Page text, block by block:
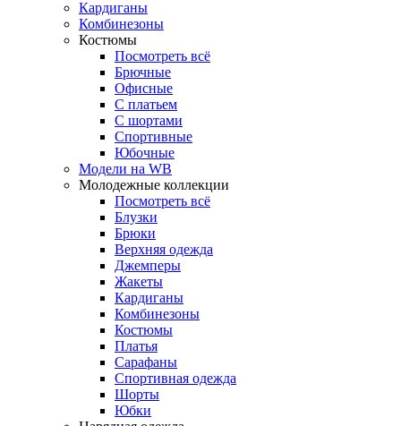
Кардиганы
Комбинезоны
Костюмы
Посмотреть всё
Брючные
Офисные
С платьем
С шортами
Спортивные
Юбочные
Модели на WB
Молодежные коллекции
Посмотреть всё
Блузки
Брюки
Верхняя одежда
Джемперы
Жакеты
Кардиганы
Комбинезоны
Костюмы
Платья
Сарафаны
Спортивная одежда
Шорты
Юбки